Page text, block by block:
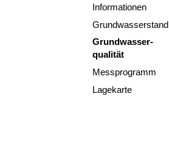
Informationen
Grundwasserstand
Grundwasser-
qualität
Messprogramm
Lagekarte